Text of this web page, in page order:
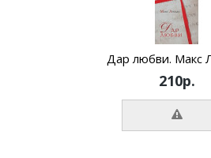
Дар любви. Макс
210р.